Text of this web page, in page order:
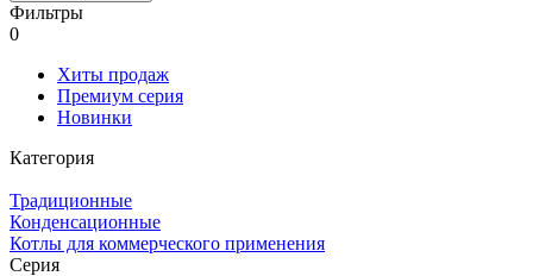
Фильтры
0
Хиты продаж
Премиум серия
Новинки
Категория
Традиционные
Конденсационные
Котлы для коммерческого применения
Серия